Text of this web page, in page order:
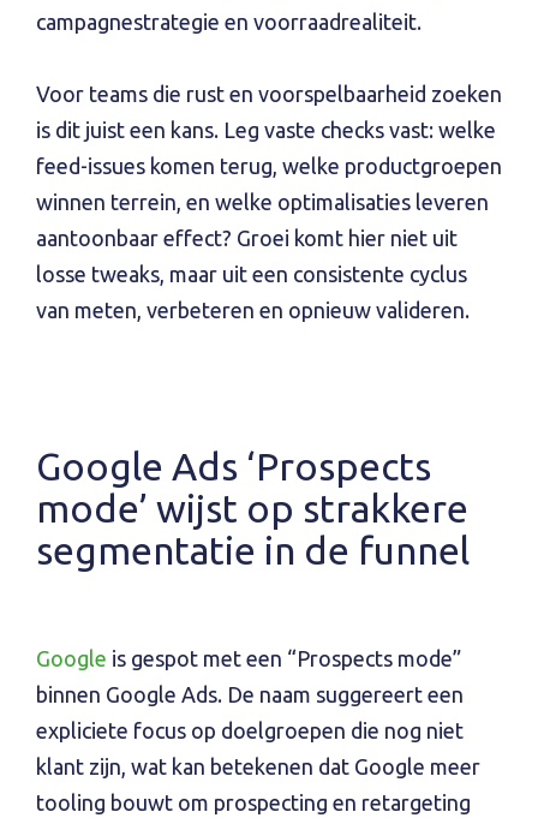
campagnestrategie en voorraadrealiteit.
Voor teams die rust en voorspelbaarheid zoeken
is dit juist een kans. Leg vaste checks vast: welke
feed-issues komen terug, welke productgroepen
winnen terrein, en welke optimalisaties leveren
aantoonbaar effect? Groei komt hier niet uit
losse tweaks, maar uit een consistente cyclus
van meten, verbeteren en opnieuw valideren.
Google Ads ‘Prospects
mode’ wijst op strakkere
segmentatie in de funnel
Google is gespot met een “Prospects mode”
binnen Google Ads. De naam suggereert een
expliciete focus op doelgroepen die nog niet
klant zijn, wat kan betekenen dat Google meer
tooling bouwt om prospecting en retargeting